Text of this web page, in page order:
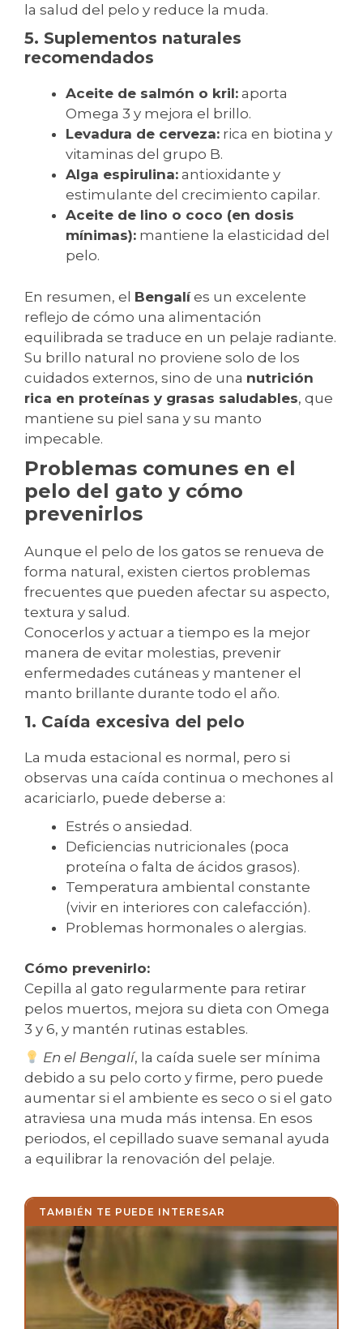
la salud del pelo y reduce la muda.
5. Suplementos naturales
recomendados
Aceite de salmón o kril: aporta
Omega 3 y mejora el brillo.
Levadura de cerveza: rica en biotina y
vitaminas del grupo B.
Alga espirulina: antioxidante y
estimulante del crecimiento capilar.
Aceite de lino o coco (en dosis
mínimas): mantiene la elasticidad del
pelo.
En resumen, el Bengalíes un excelente
reflejo de cómo una alimentación
equilibrada se traduce en un pelaje radiante.
Su brillo natural no proviene solo de los
cuidados externos, sino de una nutrición
rica en proteínas y grasas saludables, que
mantiene su piel sana y su manto
impecable.
Problemas comunes en el
pelo del gato y cómo
prevenirlos
Aunque el pelo de los gatos se renueva de
forma natural, existen ciertos problemas
frecuentes que pueden afectar su aspecto,
textura y salud.
Conocerlos y actuar a tiempo es la mejor
manera de evitar molestias, prevenir
enfermedades cutáneas y mantener el
manto brillante durante todo el año.
1. Caída excesiva del pelo
La muda estacional es normal, pero si
observas una caída continua o mechones al
acariciarlo, puede deberse a:
Estrés o ansiedad.
Deficiencias nutricionales (poca
proteína o falta de ácidos grasos).
Temperatura ambiental constante
(vivir en interiores con calefacción).
Problemas hormonales o alergias.
Cómo prevenirlo:
Cepilla al gato regularmente para retirar
pelos muertos, mejora su dieta con Omega
3 y 6, y mantén rutinas estables.
En el Bengalí, la caída suele ser mínima
debido a su pelo corto y firme, pero puede
aumentar si el ambiente es seco o si el gato
atraviesa una muda más intensa. En esos
periodos, el cepillado suave semanal ayuda
a equilibrar la renovación del pelaje.
TAMBIÉN TE PUEDE INTERESAR